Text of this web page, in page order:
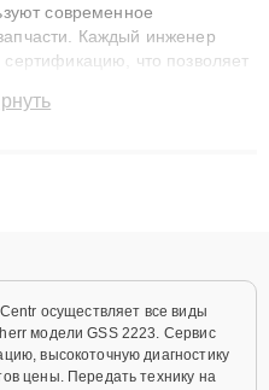
современное
Каждый инженер
что позволяет
до 3 лет. Наши мастера
осуществляет все виды
модели GSS 2223. Сервис
высокоточную диагностику
цены. Передать технику на